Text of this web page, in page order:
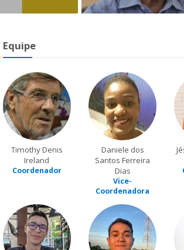
Equipe
Timothy Denis
Ireland
Coordenador
Daniele dos
Santos Ferreira
Dias
Vice-
Coordenadora